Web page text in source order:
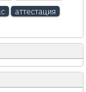
аттестация